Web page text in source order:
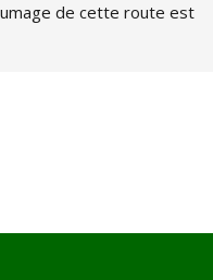
de cette route est